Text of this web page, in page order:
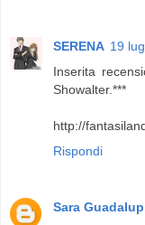
SERENA 19
Inserita
Showalter.***
http://
Rispondi
Sara